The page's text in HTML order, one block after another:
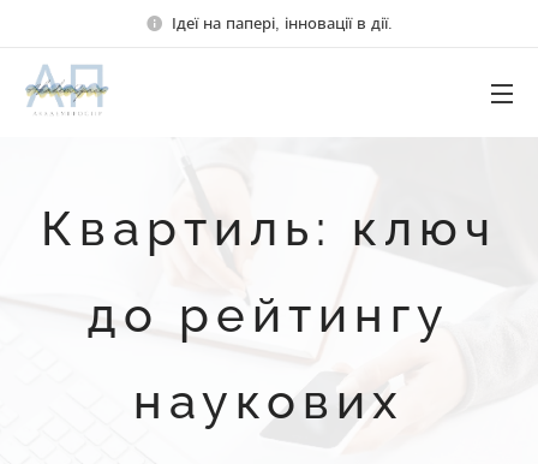
Ідеї на папері, інновації в дії.
Квартиль: ключ
до рейтингу
наукових